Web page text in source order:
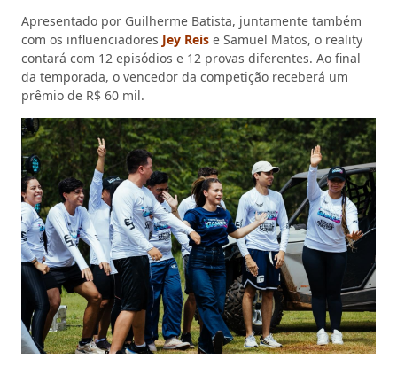
Apresentado por Guilherme Batista, juntamente também
com os influenciadores Jey Reis e Samuel Matos, o reality
contará com 12 episódios e 12 provas diferentes. Ao final
da temporada, o vencedor da competição receberá um
prêmio de R$ 60 mil.